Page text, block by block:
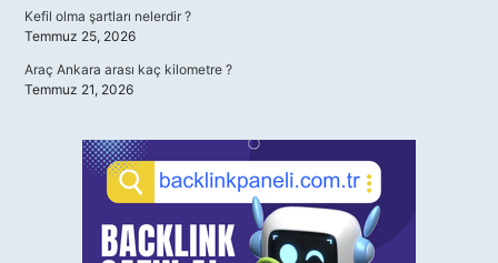
Kefil olma şartları nelerdir ?
Temmuz 25, 2026
Araç Ankara arası kaç kilometre ?
Temmuz 21, 2026